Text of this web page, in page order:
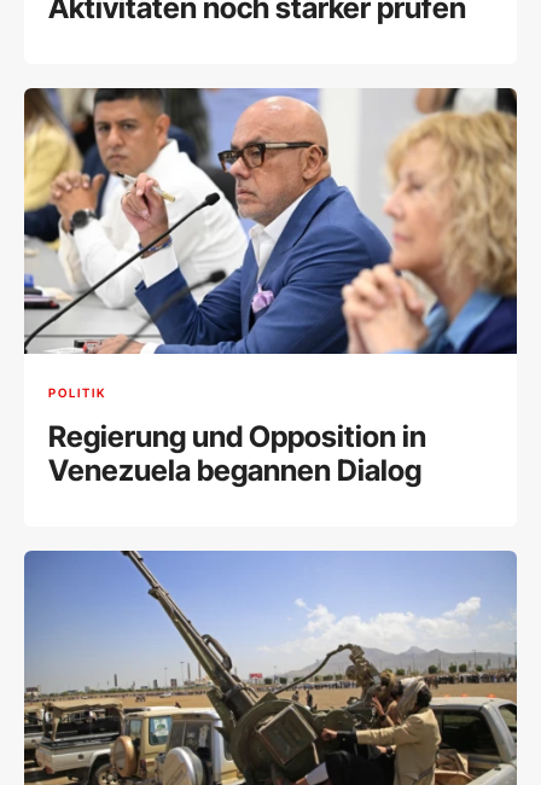
Aktivitäten noch stärker prüfen
POLITIK
Regierung und Opposition in
Venezuela begannen Dialog